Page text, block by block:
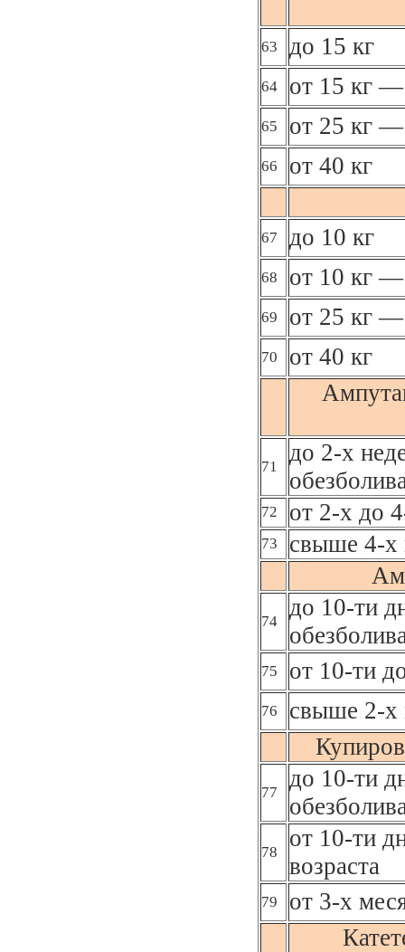
63 до 15 кг
64 от 15 кг
65 от 25 кг
66 от 40 кг
67 до 10 кг
68 от 10 кг
69 от 25 кг
70
от 40 кг
71
до 2-х
72 от 2-х до
73
свыше 4-х
74
до 10-ти
75 от 10-ти
76
свыше 2-х
77
до 10-ти
78
от 10-ти
возраста
79
от 3-х